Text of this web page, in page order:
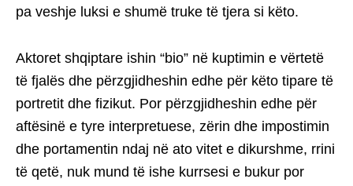
pa veshje luksi e shumë truke të tjera si këto.
Aktoret shqiptare ishin “bio” në kuptimin e vërtetë
të fjalës dhe përzgjidheshin edhe për këto tipare të
portretit dhe fizikut. Por përzgjidheshin edhe për
aftësinë e tyre interpretuese, zërin dhe impostimin
dhe portamentin ndaj në ato vitet e dikurshme, rrini
të qetë, nuk mund të ishe kurrsesi e bukur por